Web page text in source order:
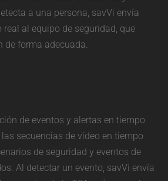
a una persona, savVi envía
al equipo de seguridad, que
de forma adecuada.
de eventos y alertas en tiempo
secuencias de vídeo en tiempo
de seguridad y eventos de
Al detectar un evento, savVi envía